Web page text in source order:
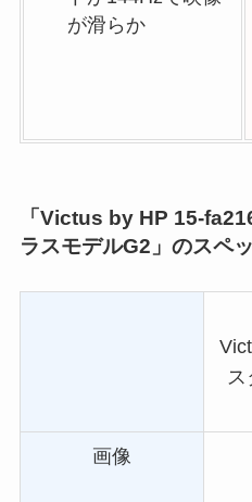
が滑らか
「Victus by HP 15-
ラスモデルG2」のスペ
ス
画像